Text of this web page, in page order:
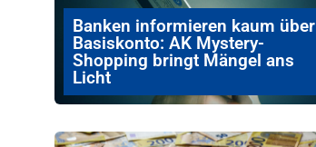
Banken informieren kaum über
Basiskonto: AK Mystery-
Shopping bringt Mängel ans
Licht